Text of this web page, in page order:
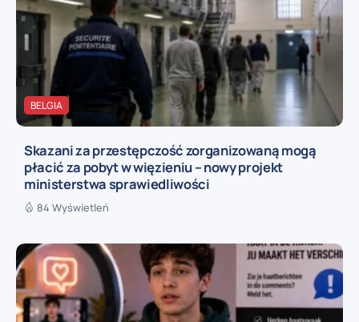
BELGIA
Skazani za przestępczość zorganizowaną mogą
płacić za pobyt w więzieniu – nowy projekt
ministerstwa sprawiedliwości
84 Wyświetleń